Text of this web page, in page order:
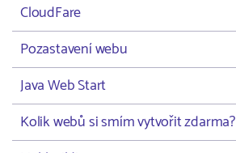
CloudFare
Pozastavení webu
Java Web Start
Kolik webů si smím vytvořit zdarma?